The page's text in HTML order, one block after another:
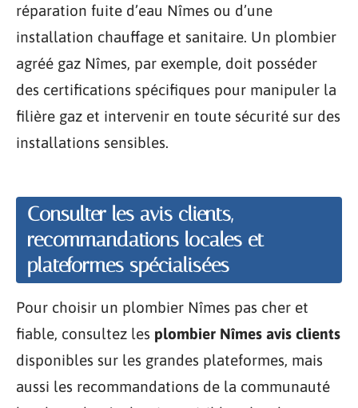
réparation fuite d’eau Nîmes ou d’une
installation chauffage et sanitaire. Un plombier
agréé gaz Nîmes, par exemple, doit posséder
des certifications spécifiques pour manipuler la
filière gaz et intervenir en toute sécurité sur des
installations sensibles.
Consulter les avis clients,
recommandations locales et
plateformes spécialisées
Pour choisir un plombier Nîmes pas cher et
fiable, consultez les plombier Nîmes avis clients
disponibles sur les grandes plateformes, mais
aussi les recommandations de la communauté